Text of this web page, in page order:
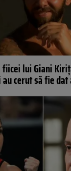
lui Giani
cerut să fie